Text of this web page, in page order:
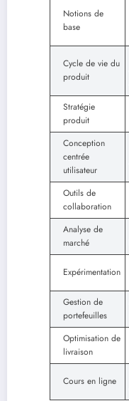
Notions de
base
Cycle de vie du
produit
Stratégie
produit
Conception
centrée
utilisateur
Outils de
collaboration
Analyse de
marché
Expérimentation
Gestion de
portefeuilles
Optimisation de
livraison
Cours en ligne